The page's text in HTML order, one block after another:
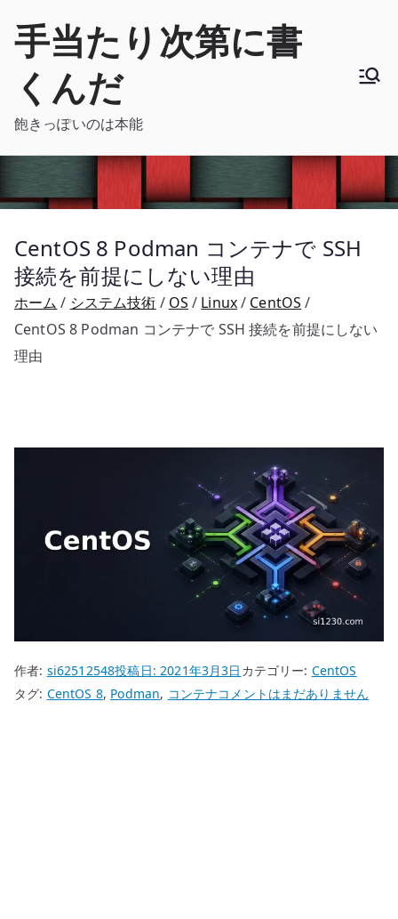
手当たり次第に書
くんだ
飽きっぽいのは本能
CentOS 8 Podman コンテナで SSH
接続を前提にしない理由
ホーム システム技術 OS Linux
CentOS
CentOS 8 Podman コンテナで SSH 接続を前提にしない
理由
作者: si62512548投稿日:2021年3月3日 カテゴリー: CentOS
タグ: CentOS 8, Podman, コンテナCentOS
コメントはまだありません